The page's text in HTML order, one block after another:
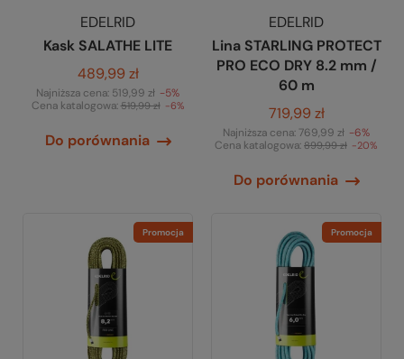
EDELRID
Kask SALATHE LITE
489,99 zł
Najniższa cena: 519,99 zł -5%
Cena katalogowa:519,99 zł -6%
Do porównania
EDELRID
Lina STARLING PROTECT
PRO ECO DRY 8.2 mm /
60 m
719,99 zł
Najniższa cena: 769,99 zł -6%
Cena katalogowa: 899,99 zł -20%
Do porównania
Promocja Promocja